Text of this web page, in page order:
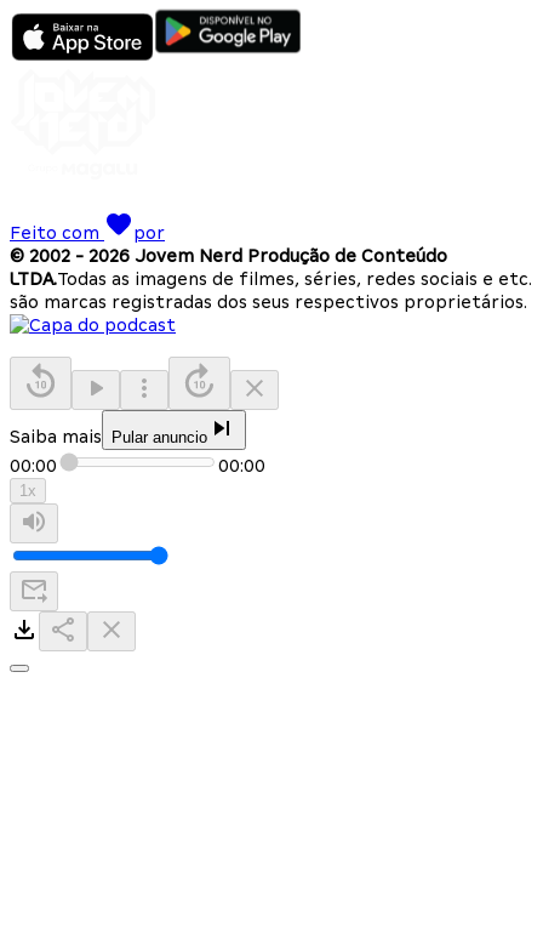
Feito com
por
© 2002 - 2026 Jovem Nerd Produção de Conteúdo
LTDA.Todas as imagens de filmes, séries, redes sociais e etc.
são marcas registradas dos seus respectivos proprietários.
Saiba mais Pular anuncio
00:00 00:00
1x